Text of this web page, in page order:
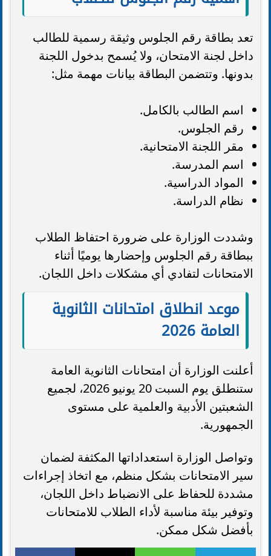
تعد بطاقة رقم الجلوس وثيقة رسمية للطالب
داخل لجنة الامتحان، ولا يُسمح بدخول اللجنة
بدونها. وتتضمن البطاقة بيانات مهمة مثل:
اسم الطالب بالكامل.
رقم الجلوس.
مقر اللجنة الامتحانية.
اسم المدرسة.
المواد الدراسية.
نظام الدراسة.
وشددت الوزارة على ضرورة احتفاظ الطلاب
ببطاقة رقم الجلوس وإحضارها يوميًا أثناء
الامتحانات لتفادي أي مشكلات داخل اللجان.
موعد انطلاق امتحانات الثانوية
العامة 2026
أعلنت الوزارة أن امتحانات الثانوية العامة
ستنطلق يوم السبت 20 يونيو 2026، لجميع
الشعبتين الأدبية والعلمية على مستوى
الجمهورية.
وتواصل الوزارة استعداداتها المكثفة لضمان
سير الامتحانات بشكل منظم، مع اتخاذ إجراءات
مشددة للحفاظ على الانضباط داخل اللجان،
وتوفير بيئة مناسبة لأداء الطلاب للامتحانات
بأفضل شكل ممكن.